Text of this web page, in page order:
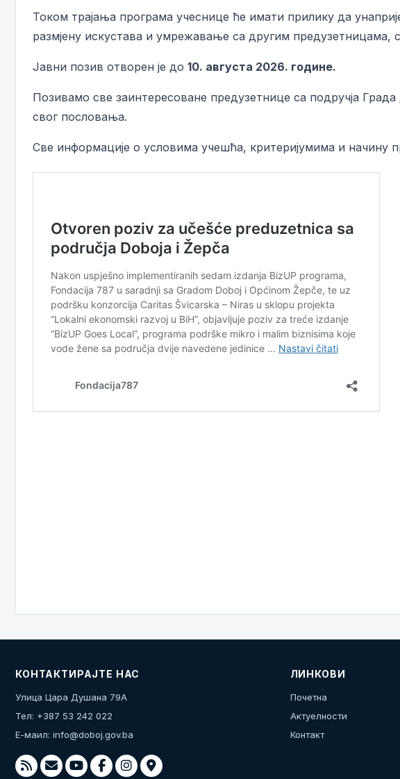
Током трајања програма учеснице ће имати прилику да
размјену искустава и умрежавање са другим
Јавни позив отворен је до 10. августа 2026. године.
Позивамо све заинтересоване предузетнице са подручја
свог пословања.
Све информације о условима учешћа, критеријумима и начину
КОНТАКТИРАЈТЕ НАС
Улица Цара Душана 79А
Тел: +387 53 242 022
Е-маил: info@doboj.gov.ba
ЛИНКОВИ
Почетна
Актуелности
Контакт